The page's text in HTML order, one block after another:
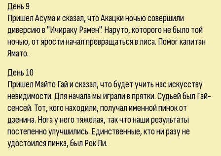
День 9
Пришел Асума и сказал, что Акацки ночью совершили
диверсию в "Ичираку Рамен". Наруто, которого не было той
ночью, от ярости начал превращаться в лиса. Помог капитан
Ямато.
День 10
Пришел Майто Гай и сказал, что будет учить нас искусству
невидимости. Для начала мы играли в прятки. Судьей был Гай-
сенсей. Тот, кого находили, получал именной пинок от
дзенина. Нога у него тяжелая, так что наши результаты
постепенно улучшились. Единственные, кто ни разу не
удостоился пинка, был Рок Ли.